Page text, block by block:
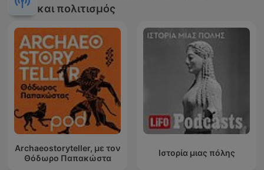
και πολιτισμός
Archaeostoryteller, με τον
Θόδωρο Παπακώστα
Ιστορία μιας πόλης